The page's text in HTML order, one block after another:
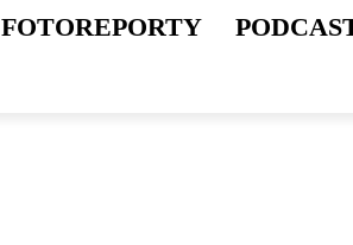
FOTOREPORTY